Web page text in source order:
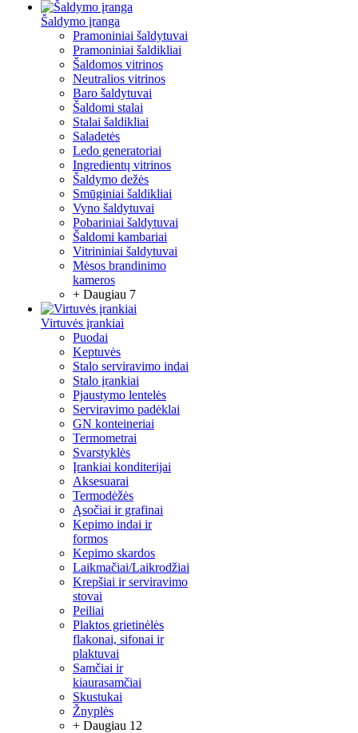
Šaldymo įranga
Pramoniniai šaldytuvai
Pramoniniai šaldikliai
Šaldomos vitrinos
Neutralios vitrinos
Baro šaldytuvai
Šaldomi stalai
Stalai šaldikliai
Saladetės
Ledo generatoriai
Ingredientų vitrinos
Šaldymo dežės
Smūginiai šaldikliai
Vyno šaldytuvai
Pobariniai šaldytuvai
Šaldomi kambariai
Vitrininiai šaldytuvai
Mėsos brandinimo
kameros
+ Daugiau 7
Virtuvės įrankiai
Puodai
Keptuvės
Stalo serviravimo indai
Stalo įrankiai
Pjaustymo lentelės
Serviravimo padėklai
GN konteineriai
Termometrai
Svarstyklės
Įrankiai konditerijai
Aksesuarai
Termodėžės
Ąsočiai ir grafinai
Kepimo indai ir
formos
Kepimo skardos
Laikmačiai/Laikrodžiai
Krepšiai ir serviravimo
stovai
Peiliai
Plaktos grietinėlės
flakonai, sifonai ir
plaktuvai
Samčiai ir
kiaurasamčiai
Skustukai
Žnyplės
+ Daugiau 12